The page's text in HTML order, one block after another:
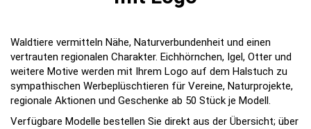
Waldtiere vermitteln Nähe, Naturverbundenheit und einen
vertrauten regionalen Charakter. Eichhörnchen, Igel, Otter und
weitere Motive werden mit Ihrem Logo auf dem Halstuch zu
sympathischen Werbeplüschtieren für Vereine, Naturprojekte,
regionale Aktionen und Geschenke ab 50 Stück je Modell.
Verfügbare Modelle bestellen Sie direkt aus der Übersicht; über